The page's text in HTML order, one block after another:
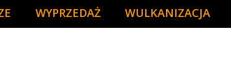
WYPRZEDAŻ WULKANIZACJA